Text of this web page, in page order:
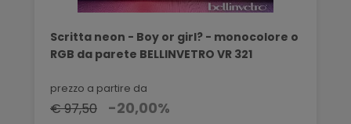
Scritta neon - Boy or girl? - monocolore o
RGB da parete BELLINVETRO VR 321
prezzo a partire da
€ 97,50 -20,00%